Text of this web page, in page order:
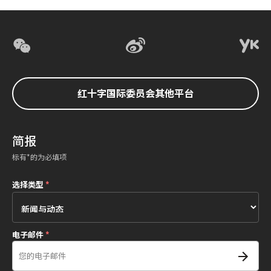
红十字国际委员会其他平台
简报
标有*的为必填项
选择类型*
电子邮件*